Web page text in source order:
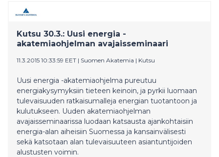
Kutsu 30.3.: Uusi energia -
akatemiaohjelman avajaisseminaari
11.3.2015 10:33:59 EET | Suomen Akatemia | Kutsu
Uusi energia -akatemiaohjelma pureutuu
energiakysymyksiin tieteen keinoin, ja pyrkii luomaan
tulevaisuuden ratkaisumalleja energian tuotantoon ja
kulutukseen. Uuden akatemiaohjelman
avajaisseminaarissa luodaan katsausta ajankohtaisiin
energia-alan aiheisiin Suomessa ja kansainvälisesti
sekä katsotaan alan tulevaisuuteen asiantuntijoiden
alustusten voimin.